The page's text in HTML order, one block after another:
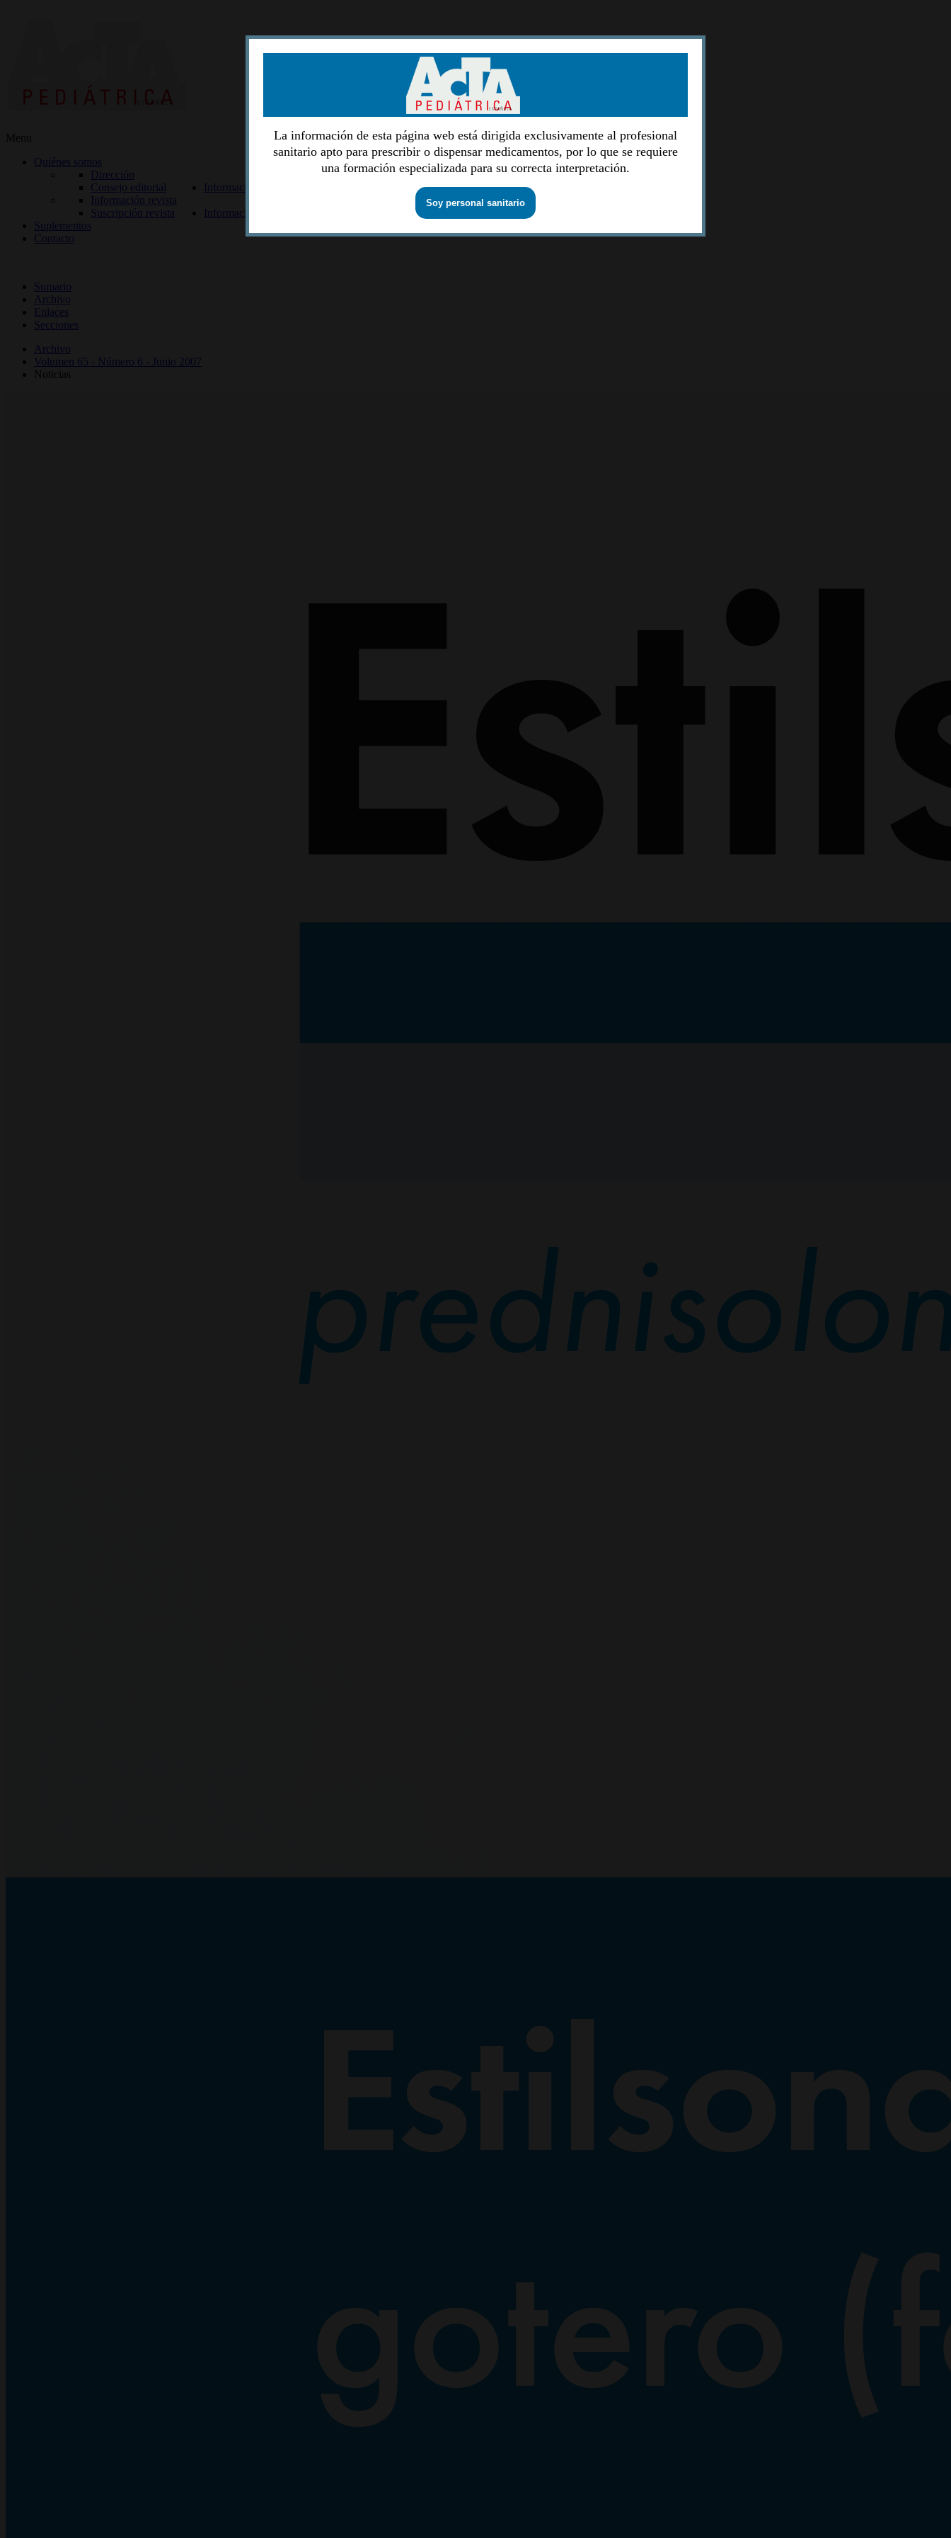
Menu
Quiénes somos
Dirección
Consejo editorial
Información lectores
Información revista
Suscripción revista
Información autores
Suplementos
Contacto
Sumario
Archivo
Enlaces
Secciones
Archivo
Volumen 65 - Número 6 - Junio 2007
Noticias
La información de esta página web está dirigida exclusivamente al profesional
sanitario apto para prescribir o dispensar medicamentos, por lo que se requiere
una formación especializada para su correcta interpretación.
Soy personal sanitario